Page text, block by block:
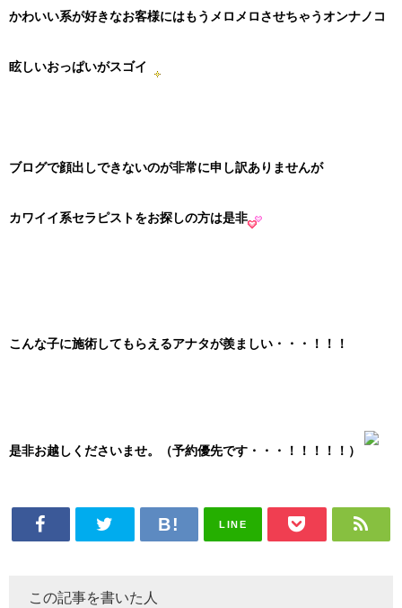
かわいい系が好きなお客様にはもうメロメロさせちゃうオンナノコ
眩しいおっぱいがスゴイ
ブログで顔出しできないのが非常に申し訳ありませんが
カワイイ系セラピストをお探しの方は是非
こんな子に施術してもらえるアナタが羨ましい・・・！！！
是非お越しくださいませ。（予約優先です・・・！！！！！）
LINE
この記事を書いた人